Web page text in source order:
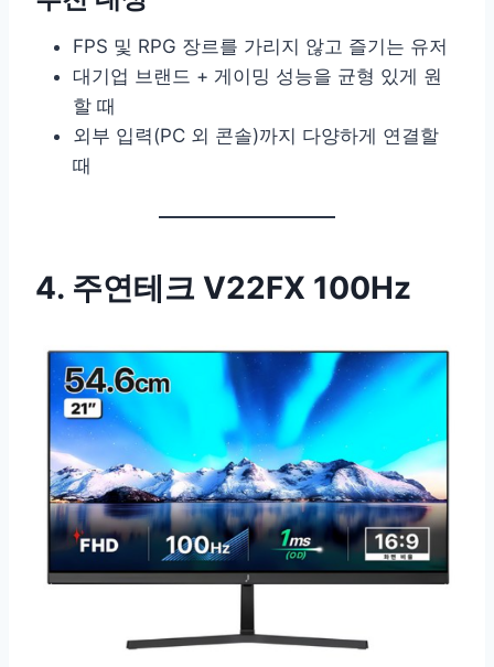
FPS 및 RPG 장르를 가리지 않고 즐기는 유저
대기업 브랜드 + 게이밍 성능을 균형 있게 원
할 때
외부 입력(PC 외 콘솔)까지 다양하게 연결할
때
4. 주연테크 V22FX 100Hz